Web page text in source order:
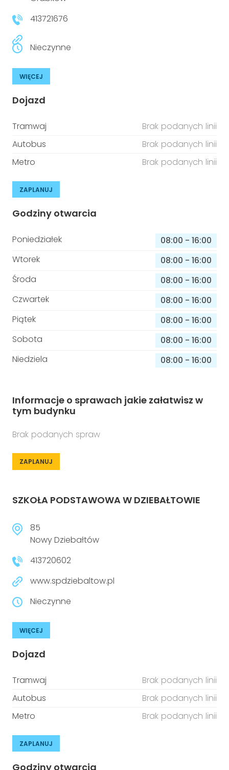
Prawo
Aktualności
413721676
Nieczynne
WIĘCEJ
Dojazd
Tramwaj
Brak podanych linii
Autobus
Brak podanych linii
Metro
Brak podanych linii
ZAPLANUJ
Godziny otwarcia
Poniedziałek 08:00 - 16:00
Wtorek
08:00 - 16:00
Środa
08:00 - 16:00
Czwartek
08:00 - 16:00
Piątek
08:00 - 16:00
Sobota
08:00 - 16:00
Niedziela
08:00 - 16:00
Informacje o sprawach jakie załatwisz w
tym budynku
Brak podanych spraw
ZAPLANUJ
SZKOŁA PODSTAWOWA W DZIEBAŁTOWIE
85
Nowy Dziebałtów
413720602
www.spdziebaltow.pl
Nieczynne
WIĘCEJ
Dojazd
Tramwaj
Brak podanych linii
Autobus
Brak podanych linii
Metro
Brak podanych linii
ZAPLANUJ
Godziny otwarcia